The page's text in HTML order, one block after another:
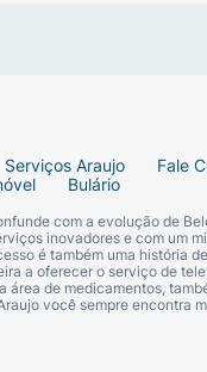
Serviços Araujo
Fale
Bulário
com a evolução de
inovadores e com um
é também uma história
a oferecer o serviço de
área de medicamentos,
você sempre encontra